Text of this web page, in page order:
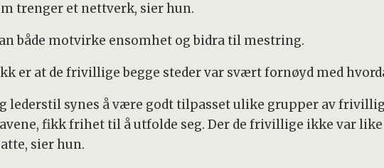
trenger et nettverk, sier hun.
både motvirke ensomhet og bidra til mestring.
er at de frivillige begge steder var svært fornøyd med
lederstil synes å være godt tilpasset ulike grupper av
fikk frihet til å utfolde seg. Der de frivillige ikke var
sier hun.